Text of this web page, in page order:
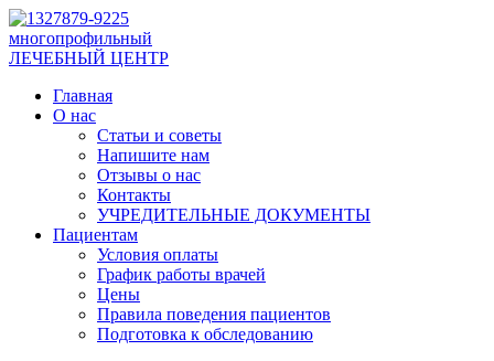
многопрофильный
ЛЕЧЕБНЫЙ ЦЕНТР
Главная
О нас
Статьи и советы
Напишите нам
Отзывы о нас
Контакты
УЧРЕДИТЕЛЬНЫЕ ДОКУМЕНТЫ
Пациентам
Условия оплаты
График работы врачей
Цены
Правила поведения пациентов
Подготовка к обследованию